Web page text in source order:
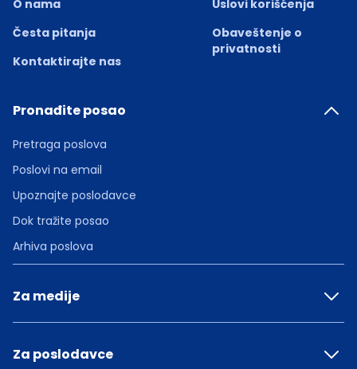
O nama
Česta pitanja
Kontaktirajte nas
Uslovi korišćenja
Obaveštenje o
privatnosti
Pronađite posao
Pretraga poslova
Poslovi na email
Upoznajte poslodavce
Dok tražite posao
Arhiva poslova
Za medije
Za poslodavce